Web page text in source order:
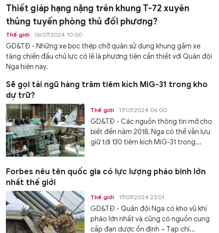
Thiết giáp hạng nặng trên khung T-72 xuyên
thủng tuyến phòng thủ đối phương?
Thế giới 16/07/2024 10:00
GD&TĐ - Những xe bọc thép chở quân sử dụng khung gầm xe
tăng chiến đấu chủ lực có lẽ là phương tiện cần thiết với Quân đội
Nga hiện nay.
Sẽ gọi tái ngũ hàng trăm tiêm kích MiG-31 trong kho
dự trữ?
Thế giới 17/07/2024 06:00
GD&TĐ - Các nguồn thông tin mở cho
biết đến năm 2018, Nga có thể vẫn lưu
giữ tới 130 tiêm kích MiG-31 trong...
Forbes nêu tên quốc gia có lực lượng pháo binh lớn
nhất thế giới
Thế giới 17/07/2024 23:01
GD&TĐ - Quân đội Nga có kho vũ khí
pháo lớn nhất và cũng có nguồn cung
cấp đạn dược ổn định – Tạp chí...